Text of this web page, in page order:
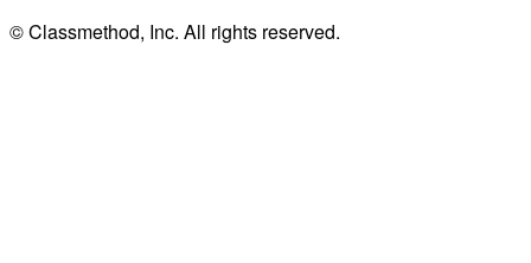
© Classmethod, Inc. All rights reserved.